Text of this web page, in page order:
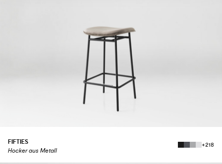
FIFTIES
Hocker aus Metall
+218